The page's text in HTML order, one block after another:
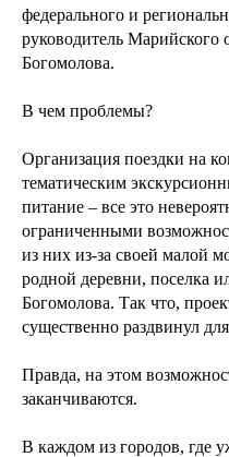
федерального и
руководитель Марийского
Богомолова.
В чем проблемы?
Организация поездки на
тематическим
питание – все это
ограниченными
из них из-за своей малой
родной деревни, поселка
Богомолова. Так что,
существенно раздвинул
Правда, на этом
заканчиваются.
В каждом из городов, где